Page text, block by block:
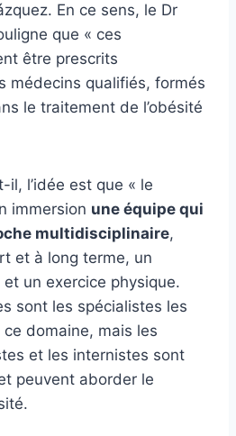
En ce sens, le Dr
que « ces
être prescrits
médecins qualifiés, formés
le traitement de l’obésité
il, l’idée est que « le
immersion une équipe qui
multidisciplinaire,
et à long terme, un
un exercice physique.
sont les spécialistes les
domaine, mais les
et les internistes sont
peuvent aborder le